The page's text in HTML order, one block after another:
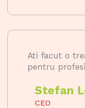
Ati facut o
pentru
Stefan
CEO